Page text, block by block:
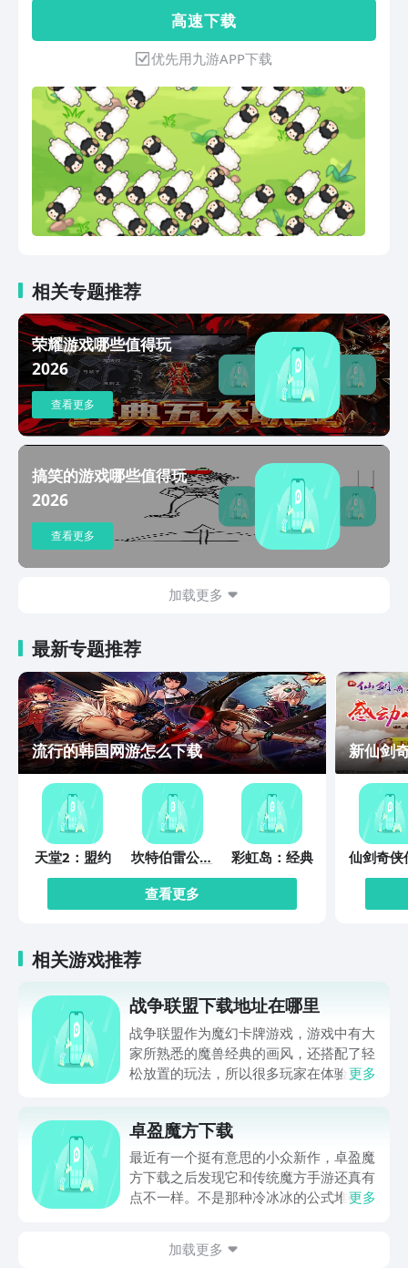
精英怪，独特的技能设计和行为模式，战
斗机制更加丰富有趣奖励散布于界域各
处，在一局游戏中始终提供任务或挑战超
让战斗始终充满变数
高 速 下 载
优先用九游APP下载
相关专题推荐
荣耀游戏哪些值得玩
2026
查看更多
搞笑的游戏哪些值得玩
2026
查看更多
加载更多
最新专题推荐
流行的韩国网游怎么下载
天堂2：盟约 坎特伯雷公主
与骑士唤醒冠
军之剑的奇幻
冒险
彩虹岛：经典
查看更多
新仙剑
仙剑奇侠
缘起
相关游戏推荐
战争联盟下载地址在哪里
战争联盟作为魔幻卡牌游戏，游戏中有大
家所熟悉的魔兽经典的画风，还搭配了轻
松放置的玩法，所以很多玩家在体验之前
戏能够下载，大家在体验的时候，不仅要
实现策略。对战，而且还需要休闲挂机，
在静下心来之后研究阵容搭配，从而获得
较高的乐趣。
更多
卓盈魔方下载
最近有一个挺有意思的小众新作，卓盈魔
方下载之后发现它和传统魔方手游还真有
点不一样。不是那种冷冰冰的公式堆砌，
解锁新的立方秘境，纯粹靠空间逻辑和色
更多
加载更多